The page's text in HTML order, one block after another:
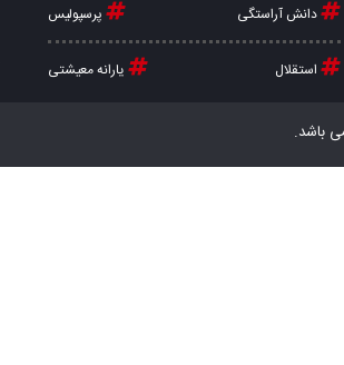
دانش آراستگی پرسپولیس
استقلال یارانه معیشتی
باشد.